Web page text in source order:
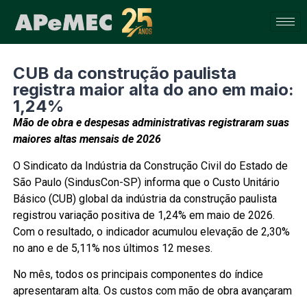
CUB da construção paulista
registra maior alta do ano em maio:
1,24%
Mão de obra e despesas administrativas registraram suas
maiores altas mensais de 2026
O Sindicato da Indústria da Construção Civil do Estado de
São Paulo (SindusCon-SP) informa que o Custo Unitário
Básico (CUB) global da indústria da construção paulista
registrou variação positiva de 1,24% em maio de 2026.
Com o resultado, o indicador acumulou elevação de 2,30%
no ano e de 5,11% nos últimos 12 meses.
No mês, todos os principais componentes do índice
apresentaram alta. Os custos com mão de obra avançaram